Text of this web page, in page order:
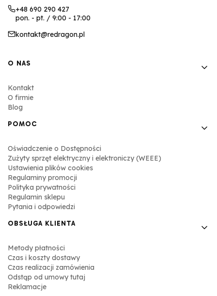
+48 690 290 427
pon. - pt. / 9:00 - 17:00
kontakt@redragon.pl
Linki w stopce
O NAS
Kontakt
O firmie
Blog
POMOC
Oświadczenie o Dostępności
Zużyty sprzęt elektryczny i elektroniczy (WEEE)
Ustawienia plików cookies
Regulaminy promocji
Polityka prywatności
Regulamin sklepu
Pytania i odpowiedzi
OBSŁUGA KLIENTA
Metody płatności
Czas i koszty dostawy
Czas realizacji zamówienia
Odstąp od umowy tutaj
Reklamacje